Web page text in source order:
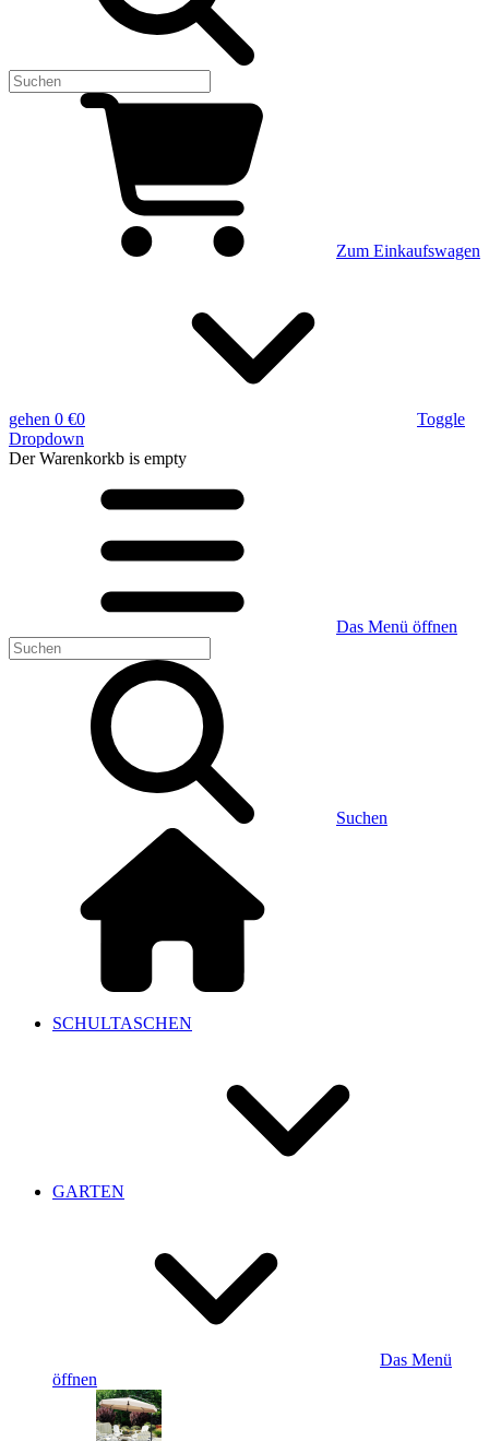
Zum Einkaufswagen
gehen 0 €0
Toggle
Dropdown
Der Warenkorkb is empty
Das Menü öffnen
Suchen
SCHULTASCHEN
GARTEN
Das Menü
öffnen